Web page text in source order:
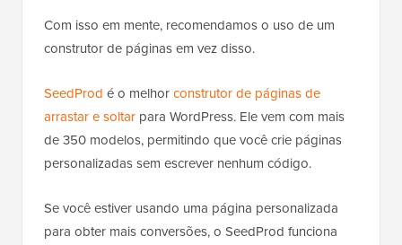
Com isso em mente, recomendamos o uso de um
construtor de páginas em vez disso.
SeedProd é o melhorconstrutor de páginas de
arrastar e soltar para WordPress. Ele vem com mais
de 350 modelos, permitindo que você crie páginas
personalizadas sem escrever nenhum código.
Se você estiver usando uma página personalizada
para obter mais conversões, o SeedProd funciona